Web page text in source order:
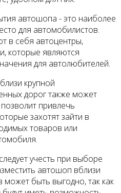
автошопа - это наиболее
для автомобилистов.
в себя автоцентры,
которые являются
для автолюбителей.
крупной
дорог также может
привлечь
захотят зайти в
товаров или
учесть при выборе
автошоп вблизи
может быть выгодно, так как